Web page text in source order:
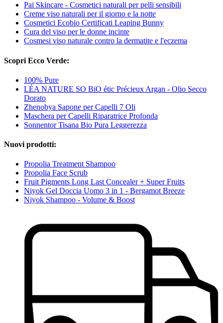
Pai Skincare - Cosmetici naturali per pelli sensibili
Creme viso naturali per il giorno e la notte
Cosmetici Ecobio Certificati Leaping Bunny
Cura del viso per le donne incinte
Cosmesi viso naturale contro la dermatite e l'eczema
Scopri Ecco Verde:
100% Pure
LÉA NATURE SO BiO étic Précieux Argan - Olio Secco
Dorato
Zhenobya Sapone per Capelli 7 Oli
Maschera per Capelli Riparatrice Profonda
Sonnentor Tisana Bio Pura Leggerezza
Nuovi prodotti:
Propolia Treatment Shampoo
Propolia Face Scrub
Fruit Pigments Long Last Concealer + Super Fruits
Niyok Gel Doccia Uomo 3 in 1 - Bergamot Breeze
Niyok Shampoo - Volume & Boost